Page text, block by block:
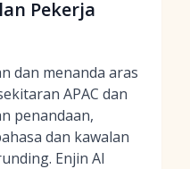
Pekerja
dan menanda aras
APAC dan
penandaan,
dan kawalan
Enjin AI